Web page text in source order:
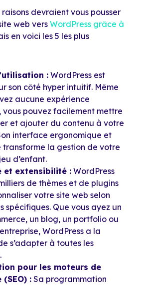
raisons devraient vous pousser
web versWordPress grâce à
en voici les 5 les plus
: WordPress est
son côté hyper intuitif. Même
aucune expérience
vous pouvez facilement mettre
et ajouter du contenu à votre
interface ergonomique et
transforme la gestion de votre
d’enfant.
et extensibilité : WordPress
de thèmes et de plugins
votre site web selon
spécifiques. Que vous ayez un
un blog, un portfolio ou
WordPress a la
s’adapter à toutes les
pour les moteurs de
(SEO) : Sa programmation